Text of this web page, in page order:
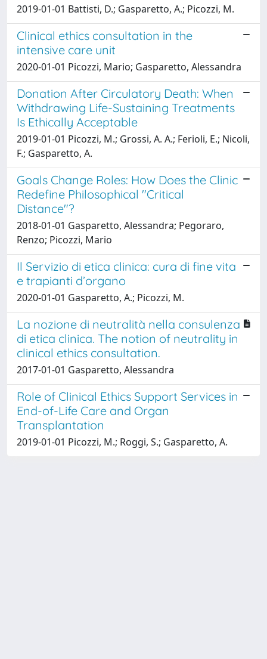
2019-01-01 Battisti, D.; Gasparetto, A.; Picozzi, M.
Clinical ethics consultation in the
intensive care unit
2020-01-01 Picozzi, Mario; Gasparetto, Alessandra
Donation After Circulatory Death: When
Withdrawing Life-Sustaining Treatments
Is Ethically Acceptable
2019-01-01 Picozzi, M.; Grossi, A. A.; Ferioli, E.; Nicoli,
F.; Gasparetto, A.
Goals Change Roles: How Does the Clinic
Redefine Philosophical "Critical
Distance"?
2018-01-01 Gasparetto, Alessandra; Pegoraro,
Renzo; Picozzi, Mario
Il Servizio di etica clinica: cura di fine vita
e trapianti d’organo
2020-01-01 Gasparetto, A.; Picozzi, M.
La nozione di neutralità nella consulenza
di etica clinica. The notion of neutrality in
clinical ethics consultation.
2017-01-01 Gasparetto, Alessandra
Role of Clinical Ethics Support Services in
End-of-Life Care and Organ
Transplantation
2019-01-01 Picozzi, M.; Roggi, S.; Gasparetto, A.